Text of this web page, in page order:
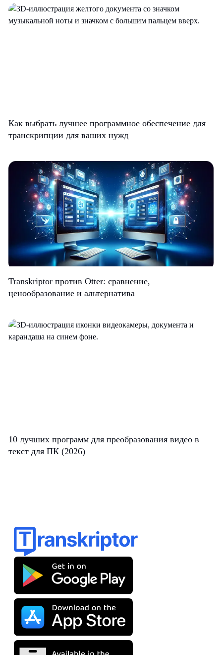
Как выбрать лучшее программное обеспечение для
транскрипции для ваших нужд
Transkriptor против Otter: сравнение,
ценообразование и альтернатива
10 лучших программ для преобразования видео в
текст для ПК (2026)